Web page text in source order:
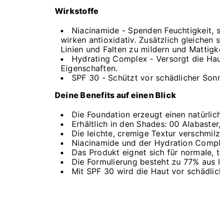
Wirkstoffe
Niacinamide - Spenden Feuchtigkeit,
wirken antioxidativ. Zusätzlich gleichen
Linien und Falten zu mildern und
Hydrating Complex - Versorgt die
Eigenschaften.
SPF 30 - Schützt vor schädlicher
Deine Benefits auf einen Blick
Die Foundation erzeugt einen
Erhältlich in den Shades: 00
Die leichte, cremige Textur
Niacinamide und der Hydration
Das Produkt eignet sich für normale,
Die Formulierung besteht zu 77%
Mit SPF 30 wird die Haut vor